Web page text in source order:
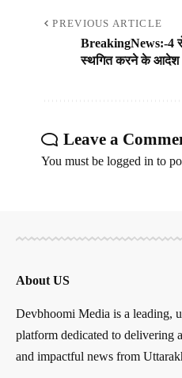
PREVIOUS ARTICLE
BreakingNews:-4
स्थगित करने के
Leave a
You must be logged in to
About US
Devbhoomi Media is a leading,
platform dedicated to delivering
and impactful news from